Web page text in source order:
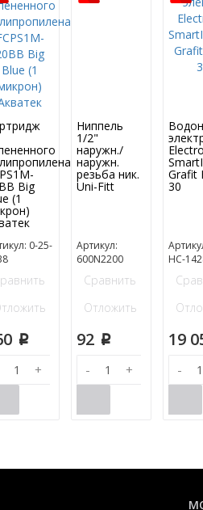
Big
(1
0-25-
p
+
Ниппель
1/2"
наружн./
наружн.
резьба ник.
Uni-Fitt
Артикул:
600N2200
Сравнить
Отложить
92 p
- +
Grafit
30
НС-
19
-